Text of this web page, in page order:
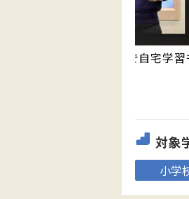
像授業「Try IT」が見放題で自宅学習
対象
小学